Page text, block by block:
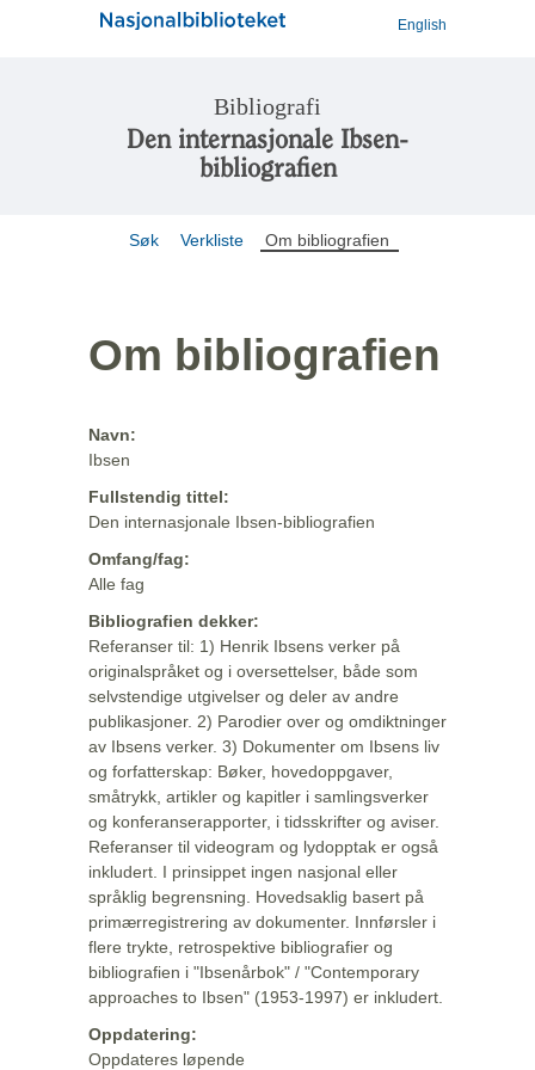
English
Bibliografi
Den internasjonale Ibsen-
bibliografien
Søk Verkliste Om bibliografien
Om bibliografien
Navn:
Ibsen
Fullstendig tittel:
Den internasjonale Ibsen-bibliografien
Omfang/fag:
Alle fag
Bibliografien dekker:
Referanser til: 1) Henrik Ibsens verker på
originalspråket og i oversettelser, både som
selvstendige utgivelser og deler av andre
publikasjoner. 2) Parodier over og omdiktninger
av Ibsens verker. 3) Dokumenter om Ibsens liv
og forfatterskap: Bøker, hovedoppgaver,
småtrykk, artikler og kapitler i samlingsverker
og konferanserapporter, i tidsskrifter og aviser.
Referanser til videogram og lydopptak er også
inkludert. I prinsippet ingen nasjonal eller
språklig begrensning. Hovedsaklig basert på
primærregistrering av dokumenter. Innførsler i
flere trykte, retrospektive bibliografier og
bibliografien i "Ibsenårbok" / "Contemporary
approaches to Ibsen" (1953-1997) er inkludert.
Oppdatering:
Oppdateres løpende